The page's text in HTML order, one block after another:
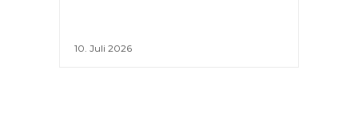
10. Juli 2026